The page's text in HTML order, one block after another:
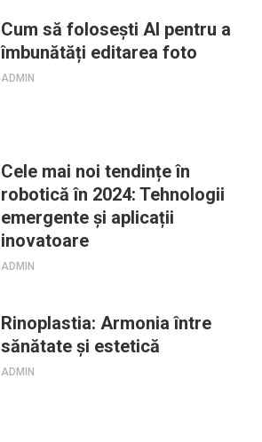
Cum să folosești AI pentru a
îmbunătăți editarea foto
ADMIN
Cele mai noi tendințe în
robotică în 2024: Tehnologii
emergente și aplicații
inovatoare
ADMIN
Rinoplastia: Armonia între
sănătate și estetică
ADMIN